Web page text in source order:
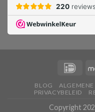
BLOG
PRIVACYBELEID
Copyright